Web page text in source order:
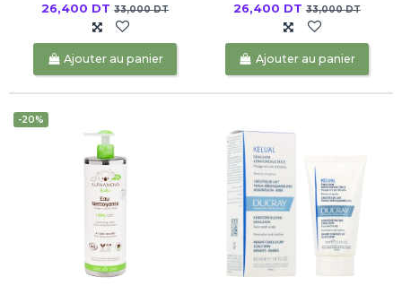
26,400 DT33,000 DT
Ajouter au panier
26,400 DT33,000 DT
Ajouter au panier
-20%